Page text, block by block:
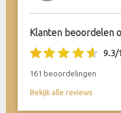
Klanten beoordelen
9.3/
161 beoordelingen
Bekijk alle reviews